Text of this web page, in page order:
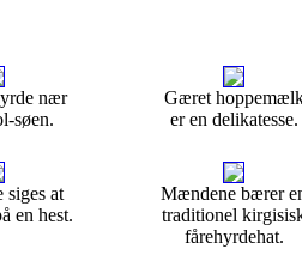
nær
søen.
Gæret
er en delikatesse.
siges at
en hest.
Mændene bærer
traditionel
fårehyrdehat.